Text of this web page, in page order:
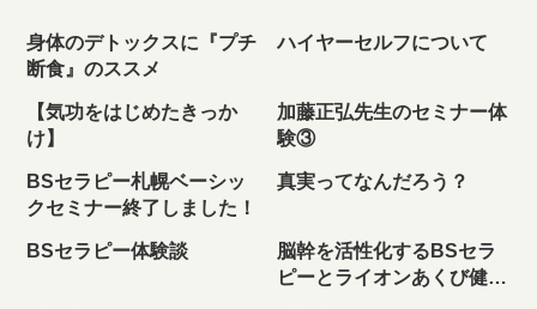
身体のデトックスに『プチ
断食』のススメ
ハイヤーセルフについて
【気功をはじめたきっか
け】
加藤正弘先生のセミナー体
験③
BSセラピー札幌ベーシッ
クセミナー終了しました！
真実ってなんだろう？
BSセラピー体験談
脳幹を活性化するBSセラ
ピーとライオンあくび健康